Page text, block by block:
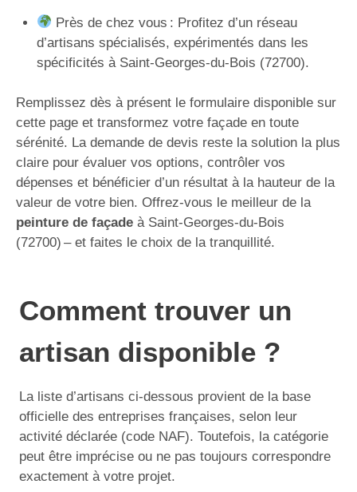
Près de chez vous : Profitez d’un réseau
d’artisans spécialisés, expérimentés dans les
spécificités à Saint-Georges-du-Bois (72700).
Remplissez dès à présent le formulaire disponible sur
cette page et transformez votre façade en toute
sérénité. La demande de devis reste la solution la plus
claire pour évaluer vos options, contrôler vos
dépenses et bénéficier d’un résultat à la hauteur de la
valeur de votre bien. Offrez-vous le meilleur de la
peinture de façade à Saint-Georges-du-Bois
(72700) – et faites le choix de la tranquillité.
Comment trouver un
artisan disponible ?
La liste d’artisans ci-dessous provient de la base
officielle des entreprises françaises, selon leur
activité déclarée (code NAF). Toutefois, la catégorie
peut être imprécise ou ne pas toujours correspondre
exactement à votre projet.